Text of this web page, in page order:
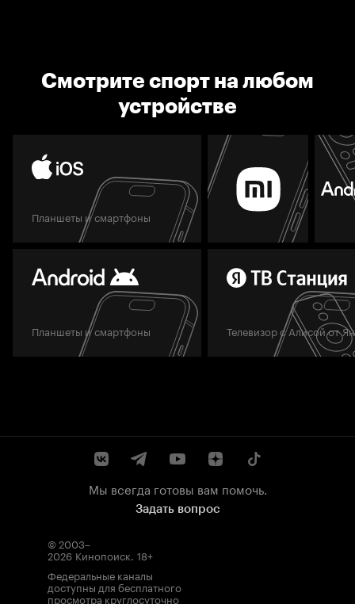
Смотрите спорт на любом
устройстве
Планшеты и смартфоны
Планшеты и смартфоны Телевизор с Алисой от
Мы всегда готовы вам помочь.
Задать вопрос
© 2003–
2026 Кинопоиск. 18+
Федеральные каналы
доступны для бесплатного
просмотра круглосуточно